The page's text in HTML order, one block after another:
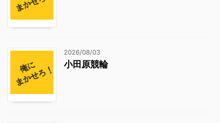
2026/08/03
小田原競輪